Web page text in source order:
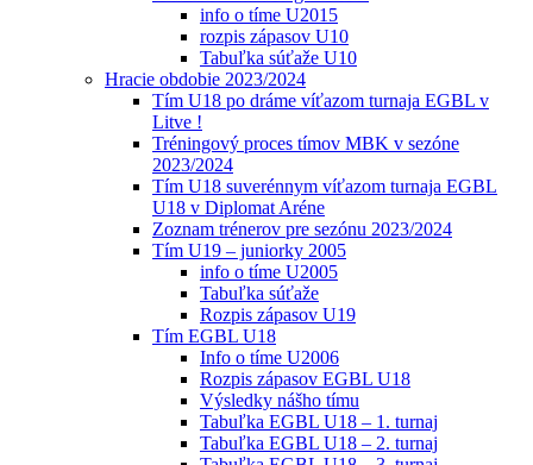
info o tíme U2015
rozpis zápasov U10
Tabuľka súťaže U10
Hracie obdobie 2023/2024
Tím U18 po dráme víťazom turnaja EGBL v
Litve !
Tréningový proces tímov MBK v sezóne
2023/2024
Tím U18 suverénnym víťazom turnaja EGBL
U18 v Diplomat Aréne
Zoznam trénerov pre sezónu 2023/2024
Tím U19 – juniorky 2005
info o tíme U2005
Tabuľka súťaže
Rozpis zápasov U19
Tím EGBL U18
Info o tíme U2006
Rozpis zápasov EGBL U18
Výsledky nášho tímu
Tabuľka EGBL U18 – 1. turnaj
Tabuľka EGBL U18 – 2. turnaj